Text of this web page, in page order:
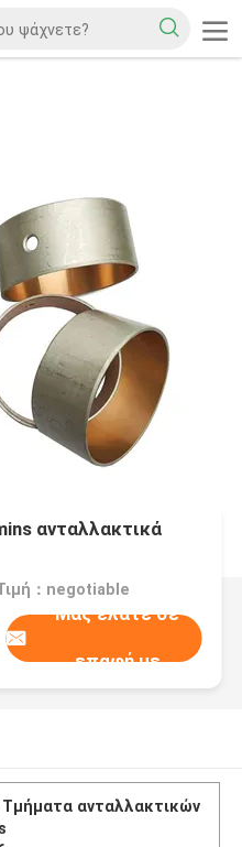
ανταλλακτικά
：negotiable
Μας ελάτε σε
επαφή με
Τμήματα ανταλλακτικών